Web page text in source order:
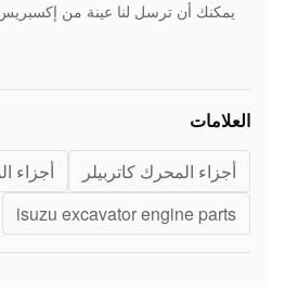
يمكنك أن ترسل لنا عينة من
العلامات
أجزاء المحرك كاتربيلر
أجزاء
isuzu excavator engine parts